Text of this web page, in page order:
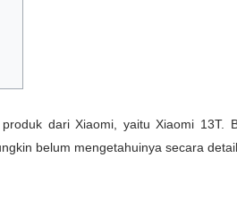
dari Xiaomi, yaitu Xiaomi 13T.
belum mengetahuinya secara detail.